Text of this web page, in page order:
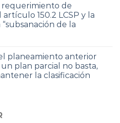
requerimiento de
150.2 LCSP y la
de la
planeamiento anterior
plan parcial no basta,
la clasificación